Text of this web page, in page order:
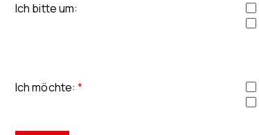
Ich bitte um:
Ich möchte: *